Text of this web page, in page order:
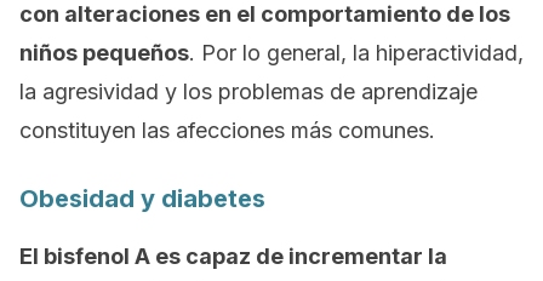
con alteraciones en el comportamiento de los
niños pequeños. Por lo general, la hiperactividad,
la agresividad y los problemas de aprendizaje
constituyen las afecciones más comunes.
Obesidad y diabetes
El bisfenol A es capaz de incrementar la